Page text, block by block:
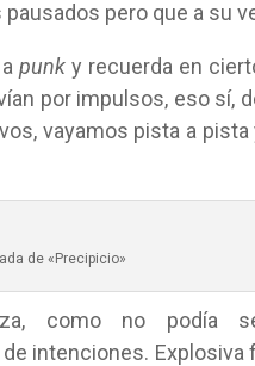
pausados pero que a su
apunk y recuerda en
por impulsos, eso sí,
vayamos pista a
de «Precipicio»
como no podía
intenciones.